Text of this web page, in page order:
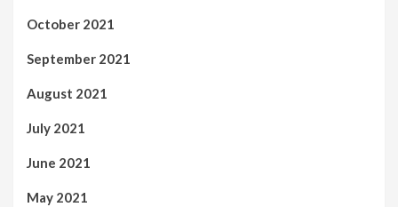
October 2021
September 2021
August 2021
July 2021
June 2021
May 2021